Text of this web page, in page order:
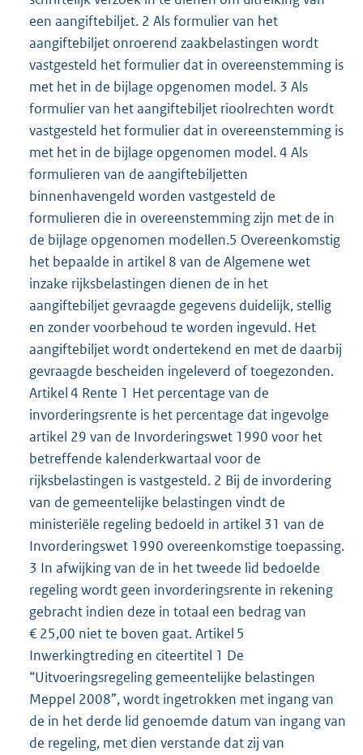
een aangiftebiljet. 2 Als formulier van het
aangiftebiljet onroerend zaakbelastingen wordt
vastgesteld het formulier dat in overeenstemming is
met het in de bijlage opgenomen model. 3 Als
formulier van het aangiftebiljet rioolrechten wordt
vastgesteld het formulier dat in overeenstemming is
met het in de bijlage opgenomen model. 4 Als
formulieren van de aangiftebiljetten
binnenhavengeld worden vastgesteld de
formulieren die in overeenstemming zijn met de in
de bijlage opgenomen modellen.5 Overeenkomstig
het bepaalde in artikel 8 van de Algemene wet
inzake rijksbelastingen dienen de in het
aangiftebiljet gevraagde gegevens duidelijk, stellig
en zonder voorbehoud te worden ingevuld. Het
aangiftebiljet wordt ondertekend en met de daarbij
gevraagde bescheiden ingeleverd of toegezonden.
Artikel 4 Rente 1 Het percentage van de
invorderingsrente is het percentage dat ingevolge
artikel 29 van de Invorderingswet 1990 voor het
betreffende kalenderkwartaal voor de
rijksbelastingen is vastgesteld. 2 Bij de invordering
van de gemeentelijke belastingen vindt de
ministeriële regeling bedoeld in artikel 31 van de
Invorderingswet 1990 overeenkomstige toepassing.
3 In afwijking van de in het tweede lid bedoelde
regeling wordt geen invorderingsrente in rekening
gebracht indien deze in totaal een bedrag van
€ 25,00 niet te boven gaat. Artikel 5
Inwerkingtreding en citeertitel 1 De
“Uitvoeringsregeling gemeentelijke belastingen
Meppel 2008”, wordt ingetrokken met ingang van
de in het derde lid genoemde datum van ingang van
de regeling, met dien verstande dat zij van